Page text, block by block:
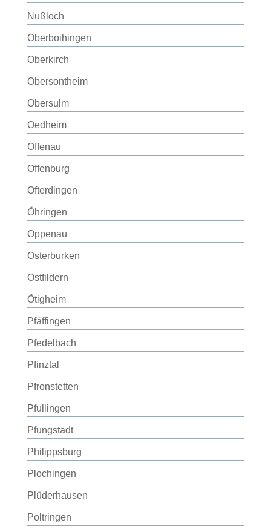
Nußloch
Oberboihingen
Oberkirch
Obersontheim
Obersulm
Oedheim
Offenau
Offenburg
Ofterdingen
Öhringen
Oppenau
Osterburken
Ostfildern
Ötigheim
Pfäffingen
Pfedelbach
Pfinztal
Pfronstetten
Pfullingen
Pfungstadt
Philippsburg
Plochingen
Plüderhausen
Poltringen